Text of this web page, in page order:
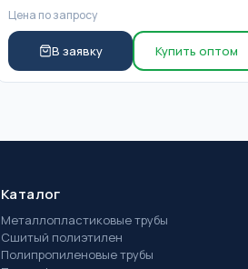
Цена по запросу
В заявку Купить оптом
Каталог
Металлопластиковые трубы
Сшитый полиэтилен
Полипропиленовые трубы